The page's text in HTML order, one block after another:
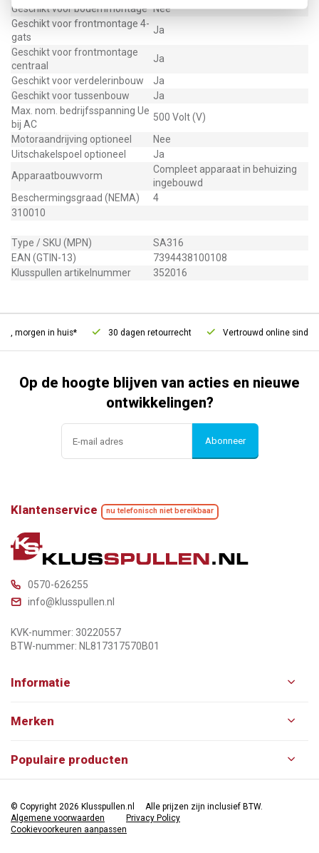
Geschikt voor bodemmontage Nee
Geschikt voor frontmontage 4-
gats
Ja
Geschikt voor frontmontage
centraal
Ja
Geschikt voor verdelerinbouw
Ja
Geschikt voor tussenbouw
Ja
Max. nom. bedrijfsspanning Ue
bij AC
500 Volt (V)
Motoraandrijving optioneel
Nee
Uitschakelspoel optioneel
Ja
Apparaatbouwvorm
Compleet apparaat in behuizing
ingebouwd
Beschermingsgraad (NEMA)
4
310010
Type / SKU (MPN)
SA316
EAN (GTIN-13)
7394438100108
Klusspullen artikelnummer
352016
morgen in huis* 30 dagen retourrecht Vertrouwd online sinds
Op de hoogte blijven van acties en nieuwe
ontwikkelingen?
Abonneer
Klantenservice nu telefonisch niet bereikbaar
0570-626255
info@klusspullen.nl
KVK-nummer: 30220557
BTW-nummer: NL817317570B01
Informatie
Merken
Populaire producten
© Copyright 2026 Klusspullen.nl
Alle prijzen zijn inclusief BTW.
Algemene voorwaarden
Privacy Policy
Cookievoorkeuren aanpassen